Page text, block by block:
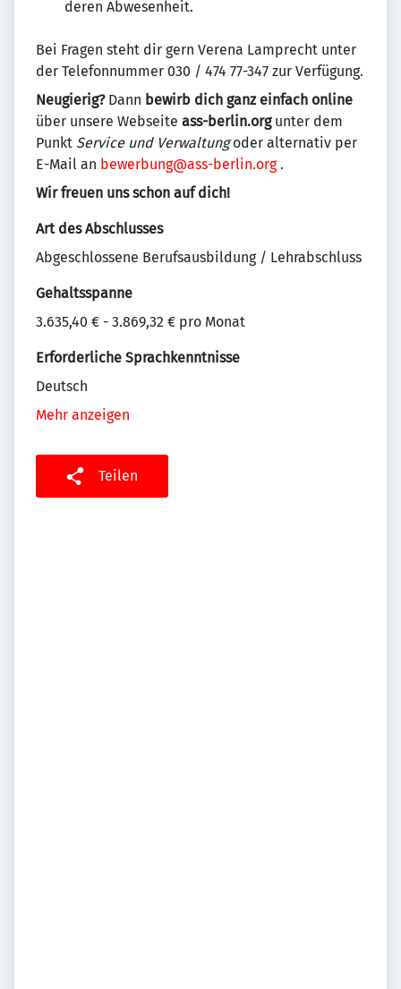
deren Abwesenheit.
Bei Fragen steht dir gern Verena Lamprecht unter
der Telefonnummer 030 / 474 77-347 zur Verfügung.
Neugierig?Dann bewirb dich ganz einfach online
über unsere Webseite ass-berlin.orgunter dem
Punkt Service und Verwaltungoder alternativ per
E-Mail an bewerbung@ass-berlin.org.
Wir freuen uns schon auf dich!
Art des Abschlusses
Abgeschlossene Berufsausbildung / Lehrabschluss
Gehaltsspanne
3.635,40 € - 3.869,32 € pro Monat
Erforderliche Sprachkenntnisse
Deutsch
Mehr anzeigen
Teilen